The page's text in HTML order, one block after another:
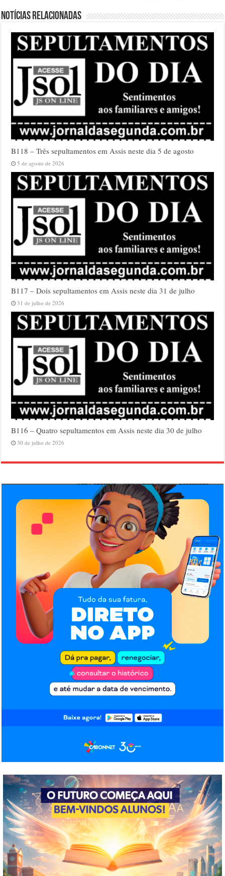
Notícias relacionadas
B118 – Três sepultamentos em Assis neste dia 5 de agosto
5 de agosto de 2026
B117 – Dois sepultamentos em Assis neste dia 31 de julho
31 de julho de 2026
B116 – Quatro sepultamentos em Assis neste dia 30 de julho
30 de julho de 2026